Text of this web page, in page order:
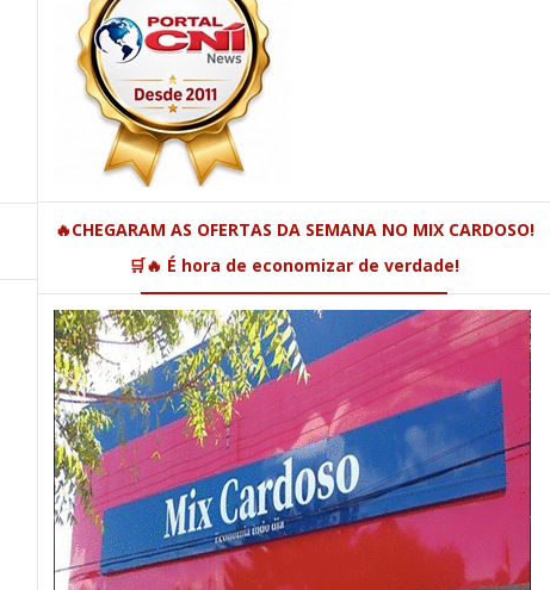
🔥CHEGARAM AS OFERTAS DA SEMANA NO MIX CARDOSO!
🛒🔥 É hora de economizar de verdade!